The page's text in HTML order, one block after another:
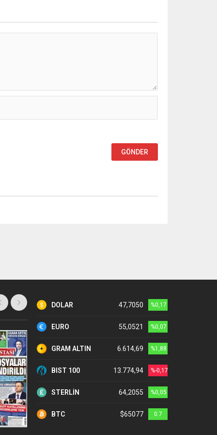
DOLAR 47,7050 %0,17
EURO 55,0521 %0,07
GRAM ALTIN 6.614,69 %1,88
BIST 100 13.774,94 %-0,17
STERLİN 64,2055 %0,05
BTC $65077 0.7